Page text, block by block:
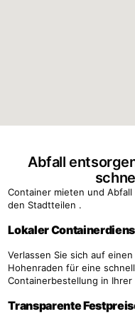
Abfall
Container mieten und
den Stadtteilen .
Lokaler
Verlassen Sie sich auf
Hohenraden für eine
Containerbestellung in Ihrer
Transparente